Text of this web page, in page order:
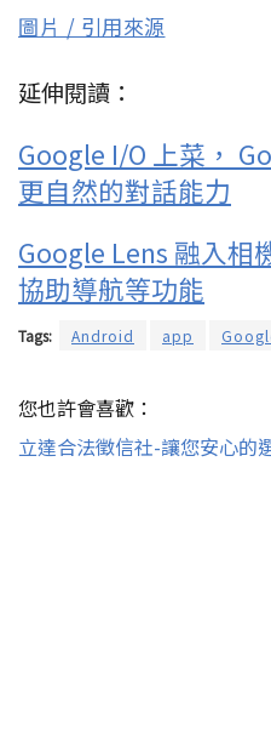
圖片 / 引用來源
延伸閱讀：
Google I/O 上菜，
更自然的對話能力
Google Lens 融入相
協助導航等功能
Tags: Android app
您也許會喜歡：
立達合法徵信社-讓您安心的